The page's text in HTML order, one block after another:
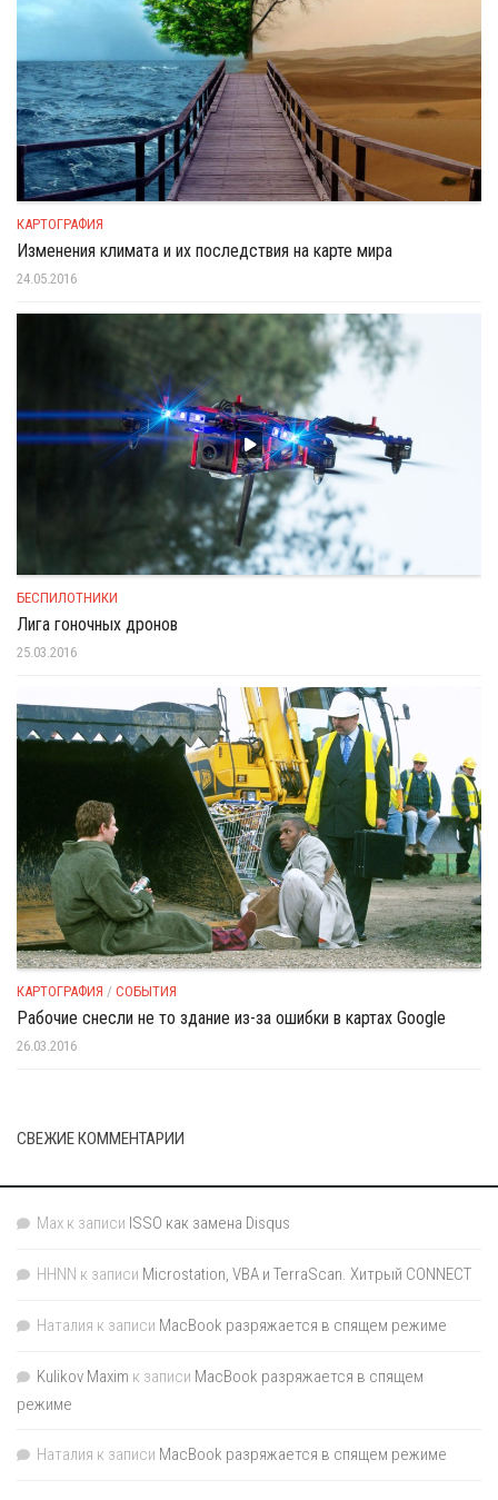
КАРТОГРАФИЯ
Изменения климата и их последствия на карте мира
24.05.2016
БЕСПИЛОТНИКИ
Лига гоночных дронов
25.03.2016
КАРТОГРАФИЯ / СОБЫТИЯ
Рабочие снесли не то здание из-за ошибки в картах Google
26.03.2016
СВЕЖИЕ КОММЕНТАРИИ
Max к записи ISSO как замена Disqus
HHNN к записи Microstation, VBA и TerraScan. Хитрый CONNECT
Наталия к записи MacBook разряжается в спящем режиме
Kulikov Maxim к записи MacBook разряжается в спящем
режиме
Наталия к записи MacBook разряжается в спящем режиме